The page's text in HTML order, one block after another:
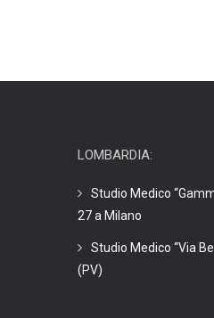
LOMBARDIA:
Studio Medico
27 a Milano
Studio Medico “Via
(PV)